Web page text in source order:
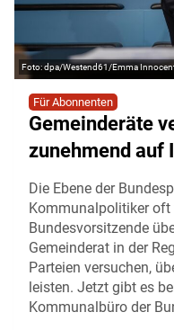
dpa/Westend61/Emma
Für Abonnenten
Gemeinderäte
zunehmend auf
Die Ebene der
Kommunalpolitiker oft
Bundesvorsitzende
Gemeinderat in der
Parteien versuchen,
leisten. Jetzt gibt es
Kommunalbüro der